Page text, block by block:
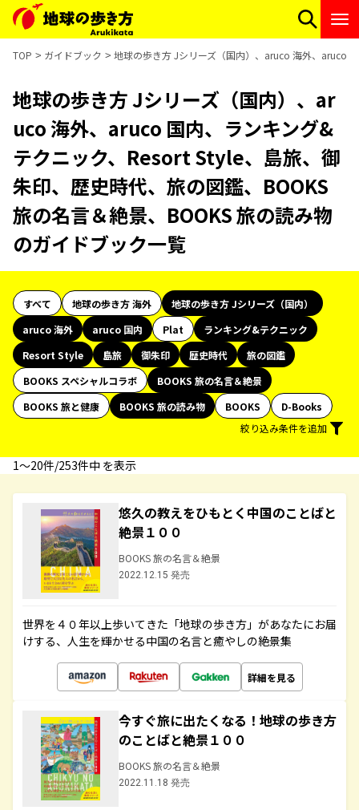
TOP ガイドブック 地球の歩き方 Jシリーズ（国内）、aruco 海外、aruco
地球の歩き方 Jシリーズ（国内）、ar
uco 海外、aruco 国内、ランキング&
テクニック、Resort Style、島旅、御
朱印、歴史時代、旅の図鑑、BOOKS
旅の名言＆絶景、BOOKS 旅の読み物
のガイドブック一覧
すべて 地球の歩き方 海外
地球の歩き方 Jシリーズ（国内）
aruco 海外
aruco 国内 Plat
ランキング&テクニック
Resort Style
島旅 御朱印 歴史時代
旅の図鑑
BOOKS スペシャルコラボ
BOOKS 旅の名言＆絶景
BOOKS 旅と健康
BOOKS 旅の読み物 BOOKS
D-Books
絞り込み条件を追加
1〜20件/253件中 を表示
悠久の教えをひもとく中国のことばと
絶景１００
BOOKS 旅の名言＆絶景
2022.12.15 発売
世界を４０年以上歩いてきた「地球の歩き方」があなたにお届
けする、人生を輝かせる中国の名言と癒やしの絶景集
詳細を見る
今すぐ旅に出たくなる！地球の歩き方
のことばと絶景１００
BOOKS 旅の名言＆絶景
2022.11.18 発売